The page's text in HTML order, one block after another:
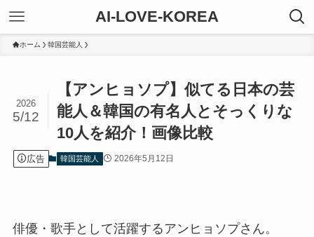
AI-LOVE-KOREA
ホーム 韓国芸能人
【アンヒョソプ】似てる日本の芸
能人＆韓国の有名人とそっくりな
10人を紹介！画像比較
2026
5/12
広告 韓国芸能人 2026年5月12日
俳優・歌手として活躍するアンヒョソプさん。